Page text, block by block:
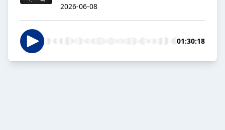
2026-06-08
01:30:18